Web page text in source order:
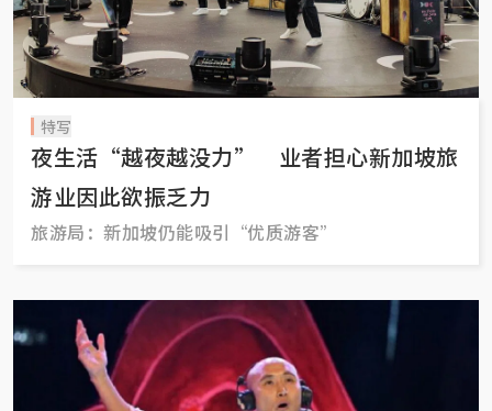
特写
夜生活“越夜越没力” 业者担心新加坡旅
游业因此欲振乏力
旅游局：新加坡仍能吸引“优质游客”